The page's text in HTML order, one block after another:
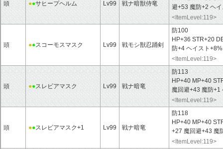
頭 ●●サヒープヘルム Lv99 戦ナ暗獣侍竜
避+53 魔防+2 ヘ
<ItemLevel:119>
頭 ●●スコーモスマスク Lv99 戦モシ獣忍踊剣
防100
HP+36 STR+20
防+4 ヘイスト
<ItemLevel:119>
頭 ●●スレビアマスク Lv99 戦ナ暗竜
防113
HP+40 MP+40
魔回避+43 魔防+1
<ItemLevel:119>
頭 ●●スレビアマスク+1 Lv99 戦ナ暗竜
防118
HP+40 MP+40
+27 魔回避+43 魔
<ItemLevel:119>